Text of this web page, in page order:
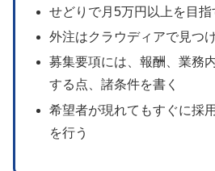
せどりで月5万円以上を目
外注はクラウディアで見つ
募集要項には、報酬、業務
する点、諸条件を書く
希望者が現れてもすぐに採
を行う